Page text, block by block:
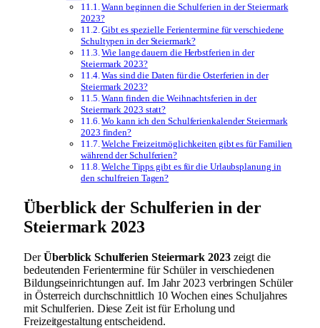
Wann beginnen die Schulferien in der Steiermark
2023?
Gibt es spezielle Ferientermine für verschiedene
Schultypen in der Steiermark?
Wie lange dauern die Herbstferien in der
Steiermark 2023?
Was sind die Daten für die Osterferien in der
Steiermark 2023?
Wann finden die Weihnachtsferien in der
Steiermark 2023 statt?
Wo kann ich den Schulferienkalender Steiermark
2023 finden?
Welche Freizeitmöglichkeiten gibt es für Familien
während der Schulferien?
Welche Tipps gibt es für die Urlaubsplanung in
den schulfreien Tagen?
Überblick der Schulferien in der
Steiermark 2023
DerÜberblick Schulferien Steiermark 2023zeigt die
bedeutenden Ferientermine für Schüler in verschiedenen
Bildungseinrichtungen auf. Im Jahr 2023 verbringen Schüler
in Österreich durchschnittlich 10 Wochen eines Schuljahres
mit Schulferien. Diese Zeit ist für Erholung und
Freizeitgestaltung entscheidend.